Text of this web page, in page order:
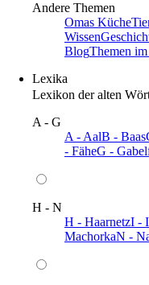
Andere Themen
Omas Küche
Wissen
BlogThemen
Lexika
Lexikon der alten
A - G
A - AalB - Baas
- FäheG -
H - N
H - HaarnetzI -
MachorkaN -